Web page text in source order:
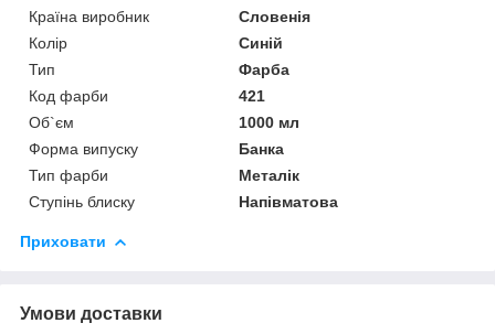
Країна виробник
Словенія
Колір
Синій
Тип
Фарба
Код фарби
421
Об`єм
1000 мл
Форма випуску
Банка
Тип фарби
Металік
Ступінь блиску
Напівматова
Приховати
Умови доставки